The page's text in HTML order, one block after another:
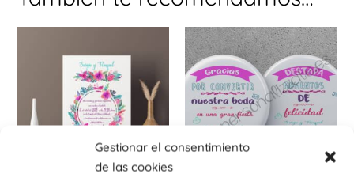
Gestionar el consentimiento
de las cookies